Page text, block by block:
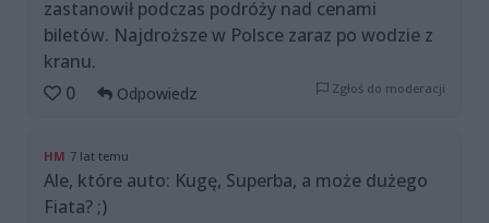
zastanowił podczas podróży nad cenami
biletów. Najdroższe w Polsce zaraz po wodzie z
kranu.
0
Odpowiedz Zgłoś do moderacji
HM 7 lat temu
Ale, które auto: Kugę, Superba, a może dużego
Fiata? ;)